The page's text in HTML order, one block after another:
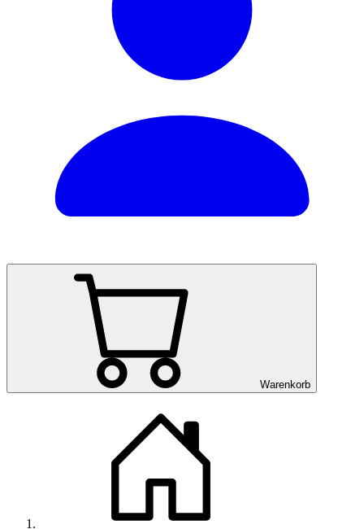
Warenkorb